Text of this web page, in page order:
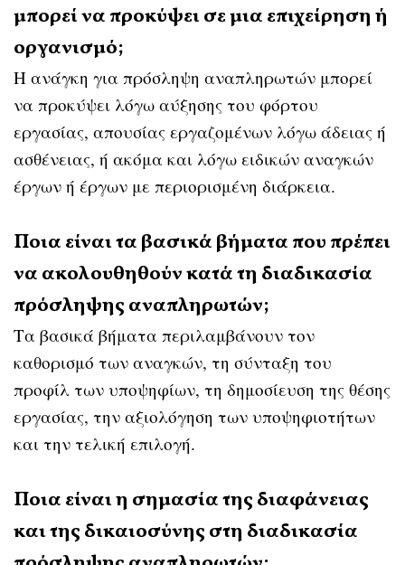
μπορεί να προκύψει σε μια επιχείρηση ή
οργανισμό;
Η ανάγκη για πρόσληψη αναπληρωτών μπορεί
να προκύψει λόγω αύξησης του φόρτου
εργασίας, απουσίας εργαζομένων λόγω άδειας ή
ασθένειας, ή ακόμα και λόγω ειδικών αναγκών
έργων ή έργων με περιορισμένη διάρκεια.
Ποια είναι τα βασικά βήματα που πρέπει
να ακολουθηθούν κατά τη διαδικασία
πρόσληψης αναπληρωτών;
Τα βασικά βήματα περιλαμβάνουν τον
καθορισμό των αναγκών, τη σύνταξη του
προφίλ των υποψηφίων, τη δημοσίευση της θέσης
εργασίας, την αξιολόγηση των υποψηφιοτήτων
και την τελική επιλογή.
Ποια είναι η σημασία της διαφάνειας
και της δικαιοσύνης στη διαδικασία